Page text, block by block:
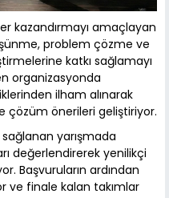
kazandırmayı amaçlayan
problem çözme ve
katkı sağlamayı
organizasyonda
ilham alınarak
çözüm önerileri geliştiriyor.
sağlanan yarışmada
değerlendirerek yenilikçi
Başvuruların ardından
ve finale kalan takımlar